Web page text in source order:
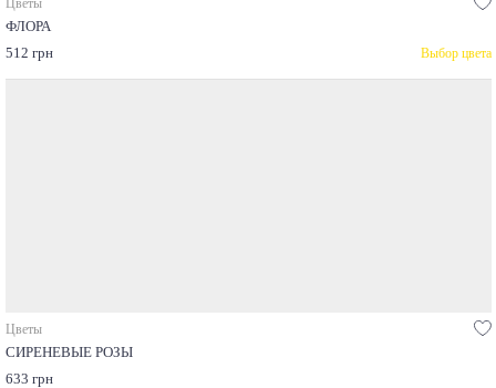
Цветы
ФЛОРА
512 грн
Выбор цвета
Цветы
СИРЕНЕВЫЕ РОЗЫ
633 грн